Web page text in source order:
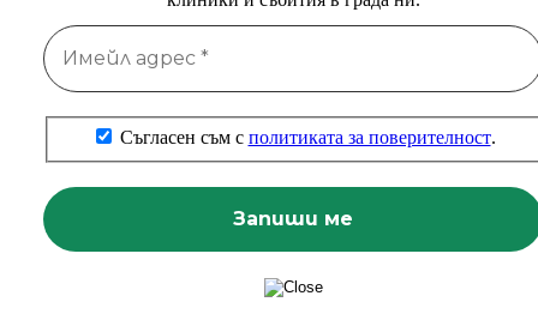
Съгласен съм с политиката за поверителност.